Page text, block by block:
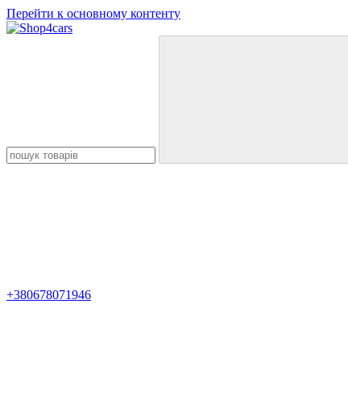
Перейти к основному контенту
+380678071946